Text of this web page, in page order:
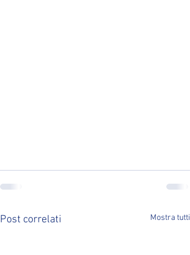
Post correlati Mostra tutti